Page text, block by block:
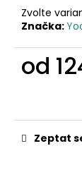
Zvolte
Značka:
od
Zeptat